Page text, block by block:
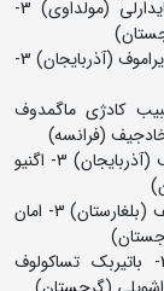
70 کیلوگرم: 1- داوید بائف (روسیه) 2- الکساندر گایدارلی (مولداوی) 3-
74 کیلوگرم: 1- تیموراز سالکازانوف (اسلواکی) 2- توران بایراموف (آذربایجان) 3-
(روسیه) 2- محمدحبیب کادژی ماگمدوف
86 کیلوگرم: 1- ابراهیم کادیف (روسیه) 2- آرسنی ژیویف (آذربایجان) 3- اگنیو
92 کیلوگرم: 1- علی تکوکایف (آذربایجان) 2- احمد باتایف (بلغارستان) 3- امان
97 کیلوگرم: 1- عبدالرشید سعداله یف (روسیه) 2- باتیربک تساکولوف